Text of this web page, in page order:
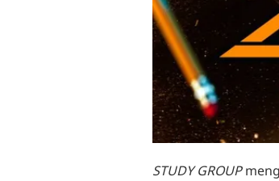
STUDY GROUP